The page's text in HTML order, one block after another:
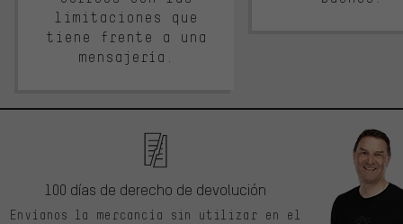
limitaciones que
tiene frente a una
mensajería.
100 días de derecho de devolución
Envíanos la mercancía sin utilizar en el